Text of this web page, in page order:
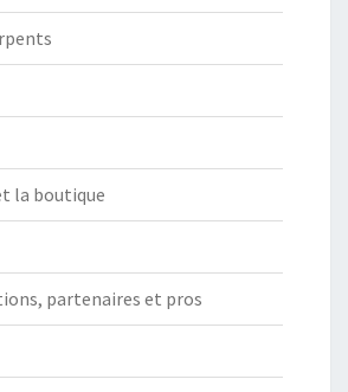
la boutique
partenaires et pros